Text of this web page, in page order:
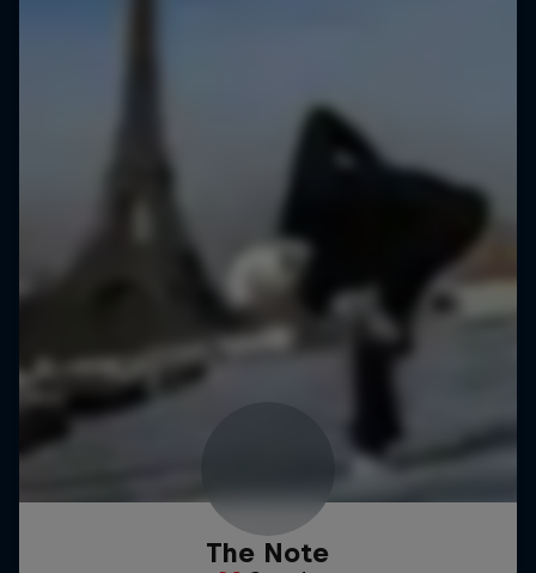
The Note